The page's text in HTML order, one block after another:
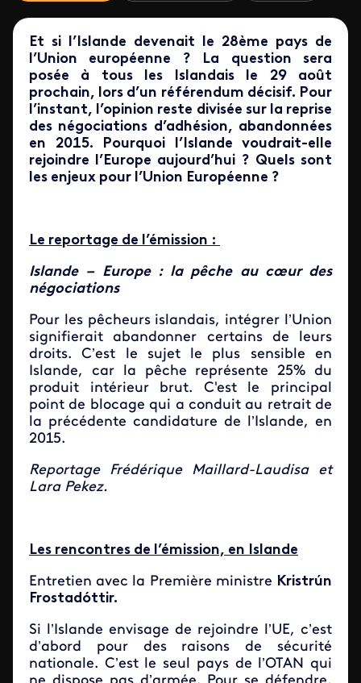
Et si l’Islande devenait le 28ème pays de
l’Union européenne ? La question sera
posée à tous les Islandais le 29 août
prochain, lors d’un référendum décisif. Pour
l’instant, l’opinion reste divisée sur la reprise
des négociations d’adhésion, abandonnées
en 2015. Pourquoi l’Islande voudrait-elle
rejoindre l’Europe aujourd’hui ? Quels sont
les enjeux pour l’Union Européenne ?
Le reportage de l’émission :
Islande – Europe : la pêche au cœur des
négociations
Pour les pêcheurs islandais, intégrer l’Union
signifierait abandonner certains de leurs
droits. C’est le sujet le plus sensible en
Islande, car la pêche représente 25% du
produit intérieur brut. C'est le principal
point de blocage qui a conduit au retrait de
la précédente candidature de l’Islande, en
2015.
Reportage Frédérique Maillard-Laudisa et
Lara Pekez.
Les rencontres de l’émission, en Islande
Entretien avec la Première ministre Kristrún
Frostadóttir.
Si l’Islande envisage de rejoindre l’UE, c’est
d’abord pour des raisons de sécurité
nationale. C’est le seul pays de l’OTAN qui